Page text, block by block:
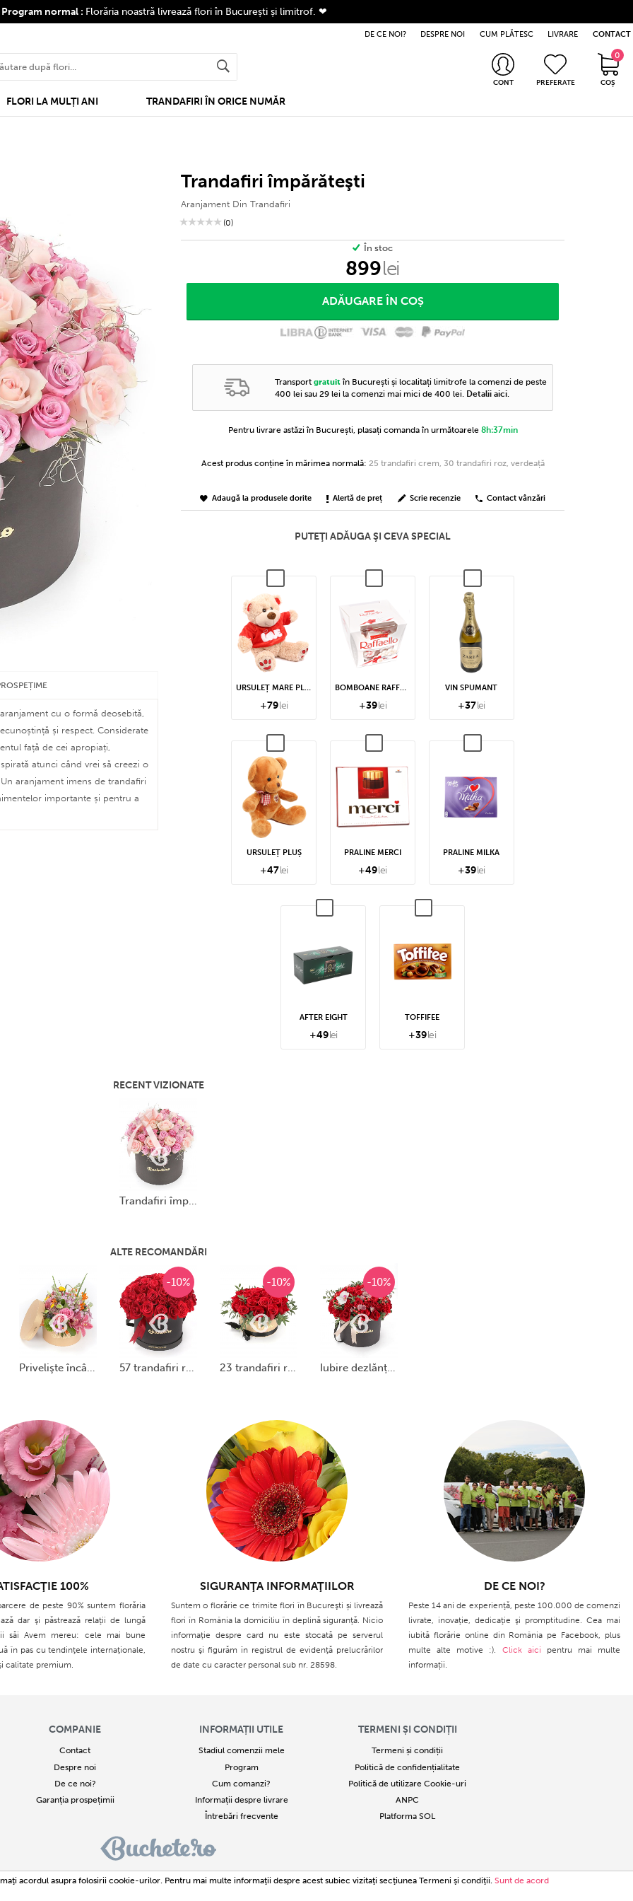
DE CE NOI? DESPRE NOI CUM PLĂTESC LIVRARE CONTACT
CONT
Nu ai cont? Apasă aici
PREFERATE
0
COȘ
0 produse
FLORI LA MULȚI ANI TRANDAFIRI ÎN ORICE NUMĂR
Program normal : Florăria noastră livrează flori în București și limitrof. ❤
cu o formă deosebită,
și respect. Considerate
față de cei apropiați,
atunci când vrei să creezi o
aranjament imens de trandafiri
importante și pentru a
orarul de livrare
vom încerca apelarea telefonică.
de telefon valid al destinatarului
anonimă, echipa noastră știe
trandafiri împărăteşti
Aranjament Din Trandafiri
(0)
În stoc
899lei
Transport gratuit în București și localitați limitrofe la comenzi de peste
400 lei sau 29 lei la comenzi mai mici de 400 lei. Detalii aici.
Pentru livrare astăzi în București, plasați comanda în următoarele 8h:37min
Acest produs conține în mărimea normală: 25 trandafiri crem, 30 trandafiri roz, verdeață
Adaugă la produsele dorite Alertă de preț Scrie recenzie Contact vânzări
PUTEŢI ADĂUGA ŞI CEVA SPECIAL
URSULEȚ MARE PLUȘ
+79lei
BOMBOANE RAFFAELLO
+39lei
VIN SPUMANT
+37lei
URSULEȚ PLUȘ
+47lei
PRALINE MERCI
+49lei
PRALINE MILKA
+39lei
AFTER EIGHT
+49lei
TOFFIFEE
+39lei
RECENT VIZIONATE
trandafiri împărăteşti
ALTE RECOMANDĂRI
privelişte încântătoare
-10%
57 trandafiri roșii în cutie
-10%
23 trandafiri roșii în cutie
-10%
iubire dezlănțuită
100%
de peste 90% suntem florăria
dar şi păstrează relaţii de lungă
săi Avem mereu: cele mai bune
în pas cu tendinţele internaţionale,
calitate premium.
SIGURANŢA INFORMAŢIILOR
Suntem o florărie ce trimite flori în Bucureşti și livrează
flori în România la domiciliu în deplină siguranţă. Nicio
informaţie despre card nu este stocată pe serverul
nostru şi figurăm în registrul de evidenţă prelucrărilor
de date cu caracter personal sub nr. 28598.
DE CE NOI?
Peste 14 ani de experienţă, peste 100.000 de comenzi
livrate, inovaţie, dedicaţie şi promptitudine. Cea mai
iubită florărie online din România pe Facebook, plus
multe alte motive :). Click aici pentru mai multe
informații.
COMPANIE
Contact
Despre noi
De ce noi?
Garanția prospețimii
INFORMAȚII UTILE
Stadiul comenzii mele
Program
Cum comanzi?
Informații despre livrare
Întrebări frecvente
TERMENI ȘI CONDIȚII
Termeni și condiții
Politică de confidențialitate
Politică de utilizare Cookie-uri
ANPC
Platforma SOL
- 2026Buchete.roeste un proiect al SC Avante Consultin Team SRL Identificare fiscală : RO 17434780
acordul asupra folosirii cookie-urilor. Pentru mai multe informaţii despre acest subiec vizitaţi secţiunea Termeni şi condiţii. Sunt de acord